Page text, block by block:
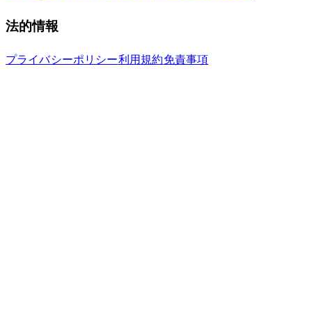
法的情報
プライバシーポリシー利用規約免責事項